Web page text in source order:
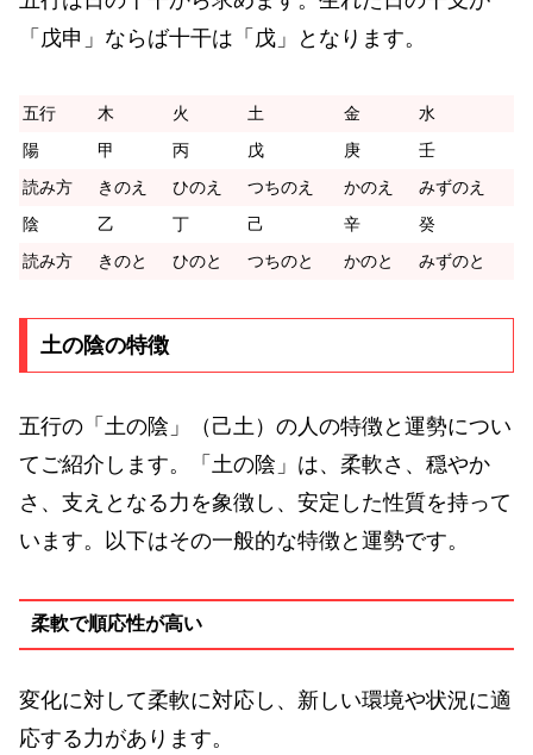
「戊申」ならば十干は「戊」となります。
五行 木 火 土 金
水
陽
甲 丙 戊 庚
壬
読み方
きのえ ひのえ つちのえ かのえ
みずのえ
陰
乙 丁 己 辛
癸
読み方
きのと ひのと つちのと かのと みずのと
土の陰の特徴
五行の「土の陰」（己土）の人の特徴と運勢につい
てご紹介します。「土の陰」は、柔軟さ、穏やか
さ、支えとなる力を象徴し、安定した性質を持って
います。以下はその一般的な特徴と運勢です。
柔軟で順応性が高い
変化に対して柔軟に対応し、新しい環境や状況に適
応する力があります。